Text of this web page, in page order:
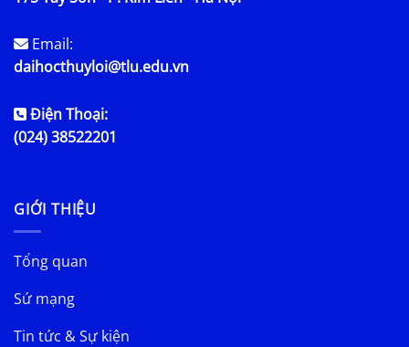
Email:
daihocthuyloi@tlu.edu.vn
Điện Thoại:
(024) 38522201
GIỚI THIỆU
Tổng quan
Sứ mạng
Tin tức & Sự kiện